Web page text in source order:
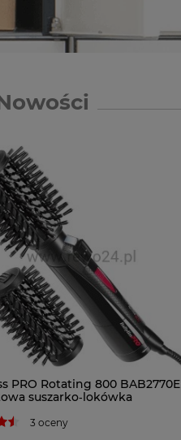
PRO Rotating 800 BAB2770E
suszarko‑lokówka
3 oceny